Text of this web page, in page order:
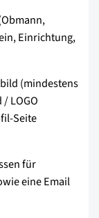
Einrichtung,
(mindestens
LOGO
Seite
für
eine Email